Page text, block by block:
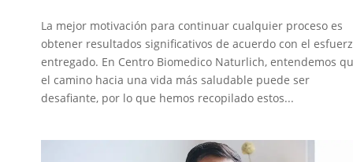
La mejor motivación para continuar cualquier proceso es
obtener resultados significativos de acuerdo con el
entregado. En Centro Biomedico Naturlich, entendemos
el camino hacia una vida más saludable puede ser
desafiante, por lo que hemos recopilado estos...